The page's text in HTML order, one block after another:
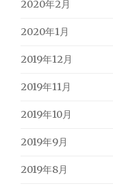
2020年2月
2020年1月
2019年12月
2019年11月
2019年10月
2019年9月
2019年8月